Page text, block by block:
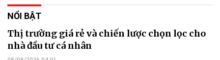
NỔI BẬT
Thị trường giá rẻ và chiến lược chọn lọc cho
nhà đầu tư cá nhân